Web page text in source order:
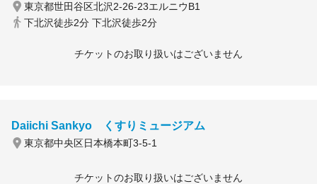
東京都世田谷区北沢2-26-23エルニウB1
下北沢徒歩2分 下北沢徒歩2分
チケットのお取り扱いはございません
Daiichi Sankyo くすりミュージアム
東京都中央区日本橋本町3-5-1
チケットのお取り扱いはございません